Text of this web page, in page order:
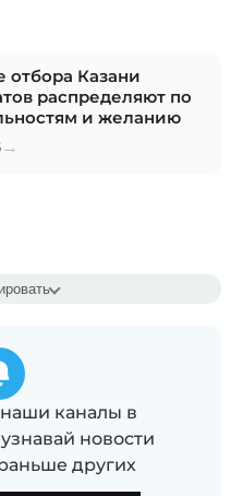
отбора Казани
распределяют по
и желанию
→
каналы в
новости
других